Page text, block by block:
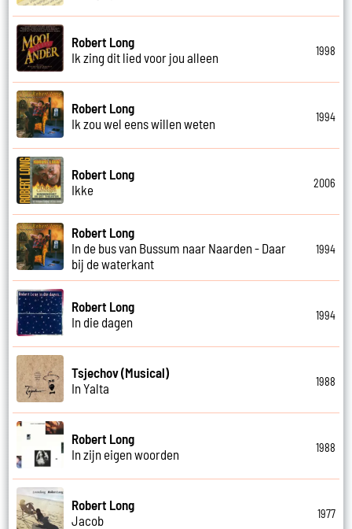
Robert Long
Ik zing dit lied voor jou alleen
1998
Robert Long
Ik zou wel eens willen weten
1994
Robert Long
Ikke
2006
Robert Long
In de bus van Bussum naar Naarden - Daar
bij de waterkant
1994
Robert Long
In die dagen
1994
Tsjechov (Musical)
In Yalta
1988
Robert Long
In zijn eigen woorden
1988
Robert Long
Jacob
1977